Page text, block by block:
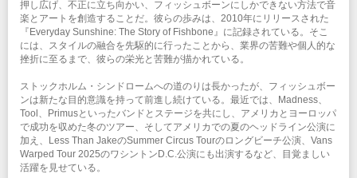
押し広げ、不正に立ち向かい、フィッシュボーンにしかできない方法で音
楽とアートを創造することだ。彼らの歩みは、2010年にリリースされた
『Everyday Sunshine: The Story of Fishbone』に記録されている。そこ
には、スタイルの融合を先駆的に行ったことから、業界の苦難や個人的な
挫折に至るまで、彼らの栄光と苦難が描かれている。
ストックホルム・シンドロームへの道のりは長かったが、フィッシュボー
ンは新たな目的意識を持って前進し続けている。最近では、Madness、
Tool、Primusといったバンドとステージを共にし、アメリカとヨーロッパ
で成功を収めた冬のツアー、そしてアメリカでの夏のヘッドライン公演に
加え、Less Than JakeのSummer Circus Tourのロングビーチ公演、Vans
Warped Tour 2025のワシントンD.C.公演にも出演するなど、目覚ましい
活躍を見せている。